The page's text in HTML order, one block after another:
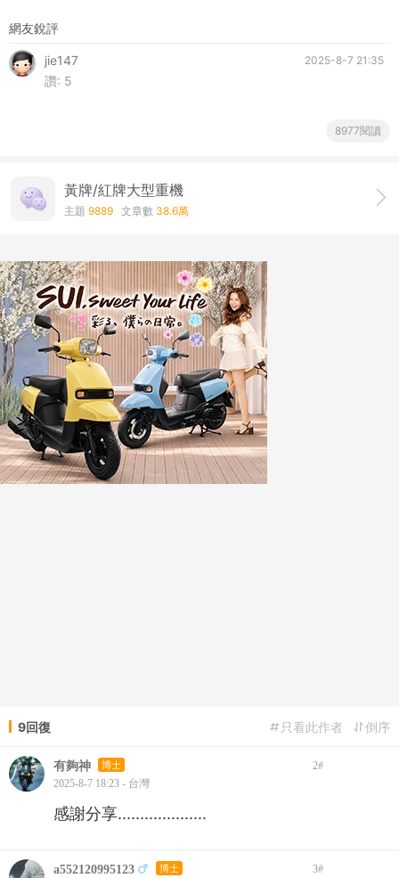
網友銳評
2025-8-7 21:35
jie147
讚: 5
8977閱讀
黃牌/紅牌大型重機
主題 9889 文章數 38.6萬
9回復 倒序
只看此作者
有夠神 博士 2#
2025-8-7 18:23 - 台灣
感謝分享....................
a552120995123 博士 3#